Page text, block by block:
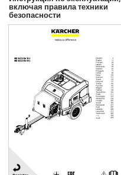
включая правила техники
безопасности